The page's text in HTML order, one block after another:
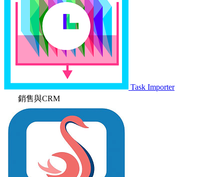
Task Importer
銷售與CRM